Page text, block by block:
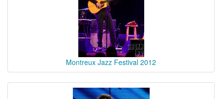
Montreux Jazz Festival 2012